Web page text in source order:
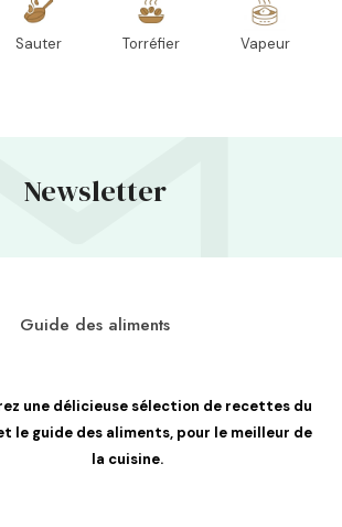
Sauter Torréfier Vapeur
Newsletter
Guide des aliments
une délicieuse sélection de recettes du
le guide des aliments, pour le meilleur de
la cuisine.